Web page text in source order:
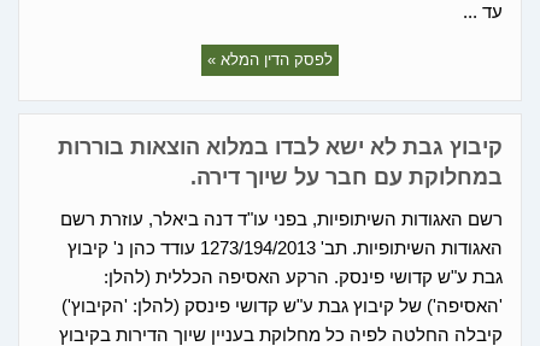
עד ...
לפסק הדין המלא »
קיבוץ גבת לא ישא לבדו במלוא הוצאות בוררות
במחלוקת עם חבר על שיוך דירה.
רשם האגודות השיתופיות, בפני עו"ד דנה ביאלר, עוזרת רשם
האגודות השיתופיות. תב' 1273/194/2013 עודד כהן נ' קיבוץ
גבת ע"ש קדושי פינסק. הרקע האסיפה הכללית (להלן:
'האסיפה') של קיבוץ גבת ע"ש קדושי פינסק (להלן: 'הקיבוץ')
קיבלה החלטה לפיה כל מחלוקת בעניין שיוך הדירות בקיבוץ